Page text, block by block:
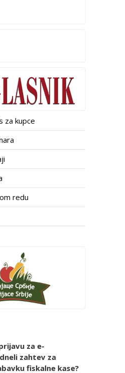
za kupce
redu
za e-
zahtev za
fiskalne kase?